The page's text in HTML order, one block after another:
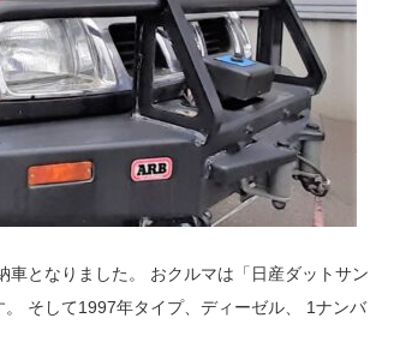
となりました。 おクルマは「日産ダットサン
そして1997年タイプ、ディーゼル、 1ナンバ